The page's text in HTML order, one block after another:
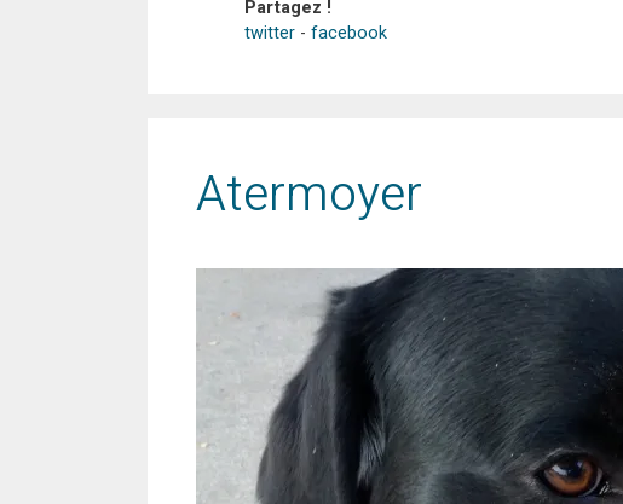
Partagez !
twitter - facebook
Atermoyer